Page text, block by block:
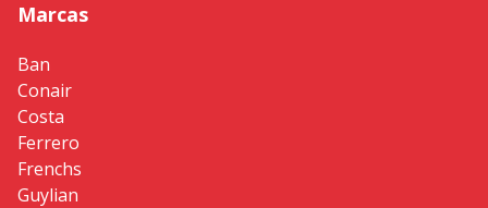
Marcas
Ban
Conair
Costa
Ferrero
Frenchs
Guylian